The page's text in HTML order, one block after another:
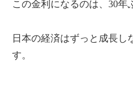
この金利になるのは、30年
日本の経済はずっと成長し
す。